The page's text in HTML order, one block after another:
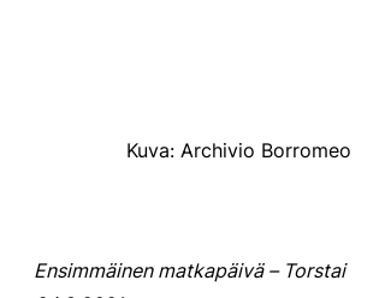
Kuva: Archivio Borromeo
Ensimmäinen matkapäivä – Torstai